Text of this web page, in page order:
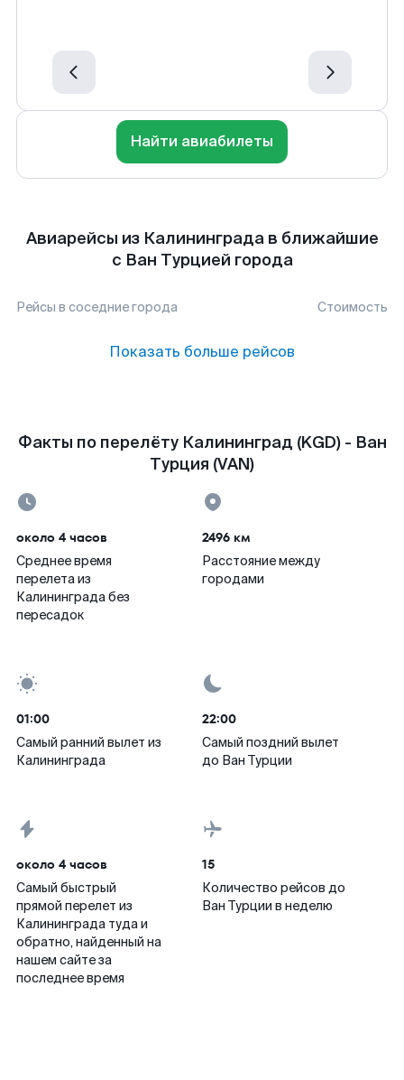
Найти авиабилеты
Авиарейсы из Калининграда в ближайшие
с Ван Турцией города
Рейсы в соседние города Стоимость
Показать больше рейсов
Факты по перелёту Калининград (KGD) - Ван
Турция (VAN)
около 4 часов
Среднее время
перелета из
Калининграда без
пересадок
2496 км
Расстояние между
городами
01:00
Самый ранний вылет из
Калининграда
22:00
Самый поздний вылет
до Ван Турции
около 4 часов
Самый быстрый
прямой перелет из
Калининграда туда и
обратно, найденный на
нашем сайте за
последнее время
15
Количество рейсов до
Ван Турции в неделю